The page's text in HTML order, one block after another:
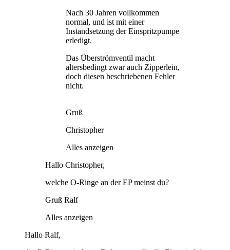
Nach 30 Jahren vollkommen
normal, und ist mit einer
Instandsetzung der Einspritzpumpe
erledigt.
Das Überströmventil macht
altersbedingt zwar auch Zipperlein,
doch diesen beschriebenen Fehler
nicht.
Gruß
Christopher
Alles anzeigen
Hallo Christopher,
welche O-Ringe an der EP meinst du?
Gruß Ralf
Alles anzeigen
Hallo Ralf,